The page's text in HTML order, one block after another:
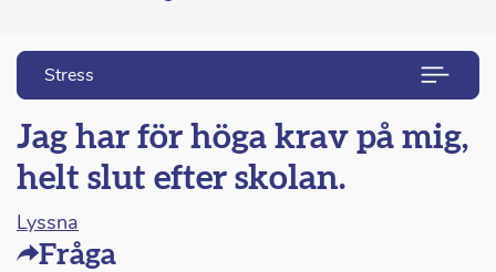
Stress
Jag har för höga krav på mig,
helt slut efter skolan.
Lyssna
Fråga